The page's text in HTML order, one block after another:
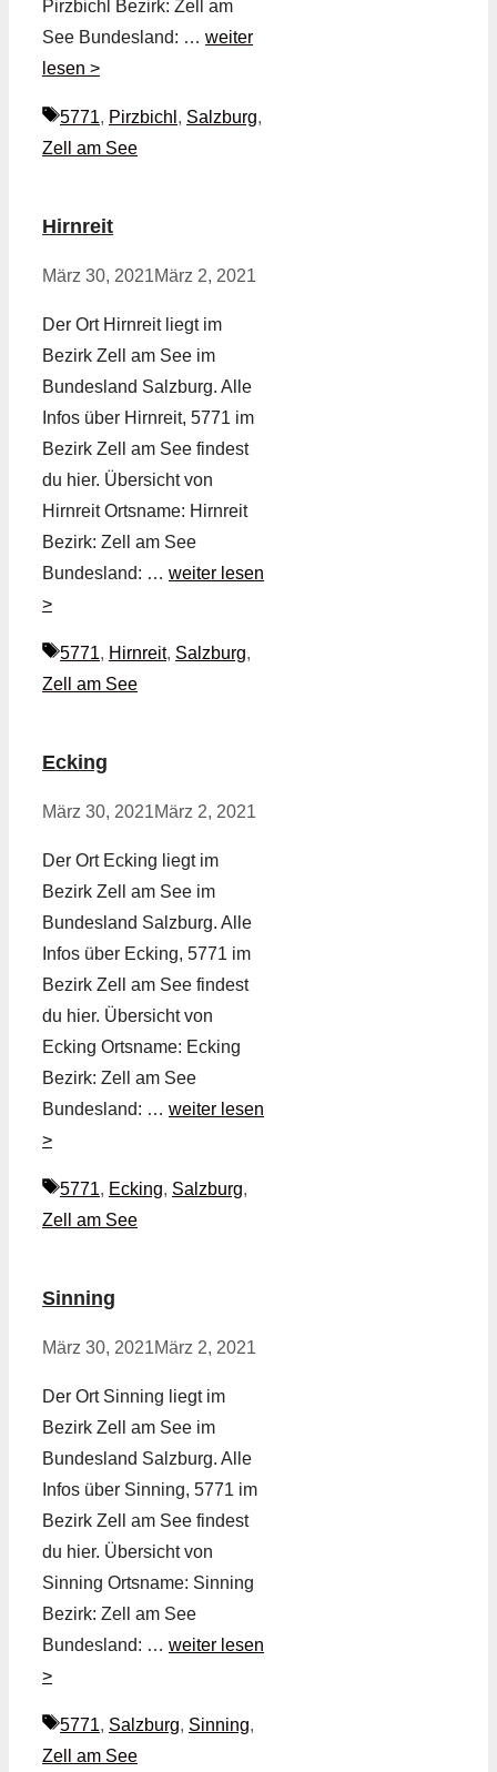
Pirzbichl Bezirk: Zell am
See Bundesland: … weiter
lesen >
Schlagwörter
5771, Pirzbichl , Salzburg,
Zell am See
Hirnreit
März 30, 2021März 2, 2021
Der Ort Hirnreit liegt im
Bezirk Zell am See im
Bundesland Salzburg. Alle
Infos über Hirnreit, 5771 im
Bezirk Zell am See findest
du hier. Übersicht von
Hirnreit Ortsname: Hirnreit
Bezirk: Zell am See
Bundesland: … weiter lesen
>
Schlagwörter
5771, Hirnreit, Salzburg,
Zell am See
Ecking
März 30, 2021März 2, 2021
Der Ort Ecking liegt im
Bezirk Zell am See im
Bundesland Salzburg. Alle
Infos über Ecking, 5771 im
Bezirk Zell am See findest
du hier. Übersicht von
Ecking Ortsname: Ecking
Bezirk: Zell am See
Bundesland: … weiter lesen
>
Schlagwörter
5771, Ecking, Salzburg,
Zell am See
Sinning
März 30, 2021März 2, 2021
Der Ort Sinning liegt im
Bezirk Zell am See im
Bundesland Salzburg. Alle
Infos über Sinning, 5771 im
Bezirk Zell am See findest
du hier. Übersicht von
Sinning Ortsname: Sinning
Bezirk: Zell am See
Bundesland: … weiter lesen
>
Schlagwörter
5771, Salzburg, Sinning,
Zell am See